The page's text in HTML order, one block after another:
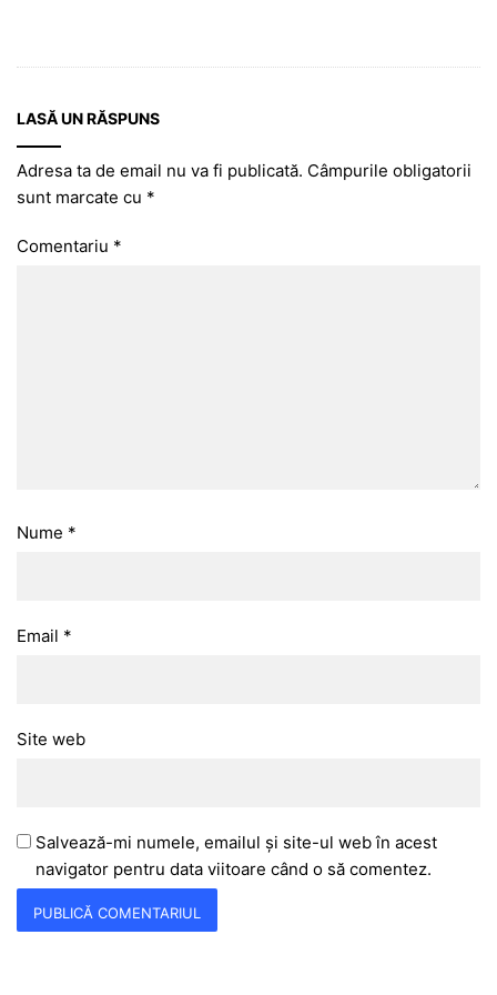
LASĂ UN RĂSPUNS
Adresa ta de email nu va fi publicată. Câmpurile obligatorii
sunt marcate cu *
Comentariu *
Nume *
Email *
Site web
Salvează-mi numele, emailul și site-ul web în acest
navigator pentru data viitoare când o să comentez.